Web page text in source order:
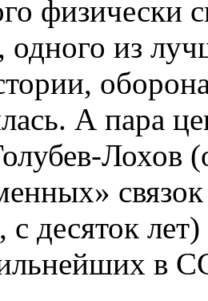
физически
одного из
А пара
Лохов
десяток
в